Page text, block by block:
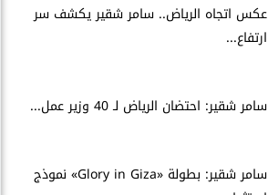
عكس اتجاه الرياض.. سامر شقير يكشف سر
ارتفاع...
سامر شقير: احتضان الرياض لـ 40 وزير عمل...
سامر شقير: بطولة «Glory in Giza» نموذج